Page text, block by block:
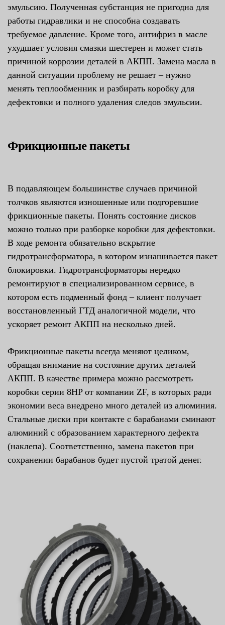
эмульсию. Полученная субстанция не пригодна для
работы гидравлики и не способна создавать
требуемое давление. Кроме того, антифриз в масле
ухудшает условия смазки шестерен и может стать
причиной коррозии деталей в АКПП. Замена масла в
данной ситуации проблему не решает – нужно
менять теплообменник и разбирать коробку для
дефектовки и полного удаления следов эмульсии.
Фрикционные пакеты
В подавляющем большинстве случаев причиной
толчков являются изношенные или подгоревшие
фрикционные пакеты. Понять состояние дисков
можно только при разборке коробки для дефектовки.
В ходе ремонта обязательно вскрытие
гидротрансформатора, в котором изнашивается пакет
блокировки. Гидротрансформаторы нередко
ремонтируют в специализированном сервисе, в
котором есть подменный фонд – клиент получает
восстановленный ГТД аналогичной модели, что
ускоряет ремонт АКПП на несколько дней.
Фрикционные пакеты всегда меняют целиком,
обращая внимание на состояние других деталей
АКПП. В качестве примера можно рассмотреть
коробки серии 8HP от компании ZF, в которых ради
экономии веса внедрено много деталей из алюминия.
Стальные диски при контакте с барабанами сминают
алюминий с образованием характерного дефекта
(наклепа). Соответственно, замена пакетов при
сохранении барабанов будет пустой тратой денег.